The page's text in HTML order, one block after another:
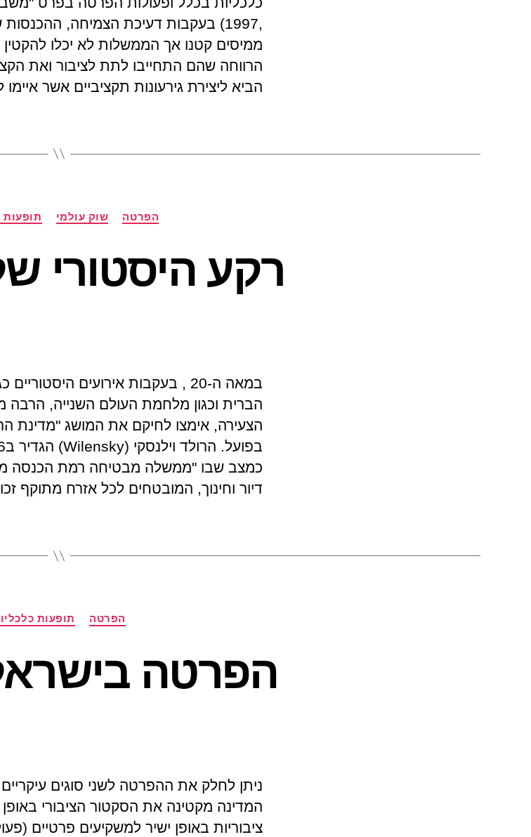
,1997) בעקבות דעיכת הצמיחה,
ממיסים קטנו אך הממשלות לא יכלו
הרווחה שהם התחייבו לתת לציבור ואת
הביא ליצירת גירעונות תקציביים אשר
הפרטה שוק עולמי תופעות
רקע היסטורי
הברית וכגון מלחמת העולם השנייה, הרבה
הצעירה, אימצו לחיקם את המושג "מדינת
כמצב שבו "ממשלה מבטיחה רמת הכנסה
דיור וחינוך, המובטחים לכל אזרח מתוקף
קטגוריות הפרטה תופעות
הפרטה
ניתן לחלק את ההפרטה לשני סוגים
המדינה מקטינה את הסקטור הציבורי
ציבוריות באופן ישיר למשקיעים פרטיים